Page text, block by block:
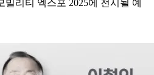
빌리티 엑스포 2025에 전시될 예